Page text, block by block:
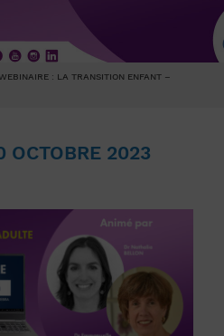
: LA TRANSITION ENFANT –
OCTOBRE 2023